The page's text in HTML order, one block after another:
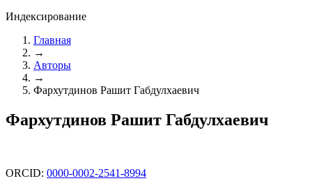
Индексирование
Главная
→
Авторы
→
Фархутдинов Рашит Габдулхаевич
Фархутдинов Рашит Габдулхаевич
ORCID: 0000-0002-2541-8994